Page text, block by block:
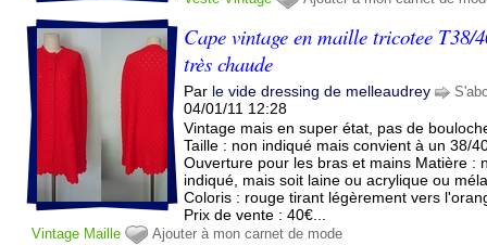
Cape vintage en maille tricotee T38/
très chaude
Par le vide dressing de melleaudrey
04/01/11 12:28
Vintage mais en super état, pas de
Taille : non indiqué mais convient à un 38/
Ouverture pour les bras et mains Matière :
indiqué, mais soit laine ou acrylique ou
Coloris : rouge tirant légèrement vers
Prix de vente : 40€...
Vintage Maille Ajouter à mon carnet de mode